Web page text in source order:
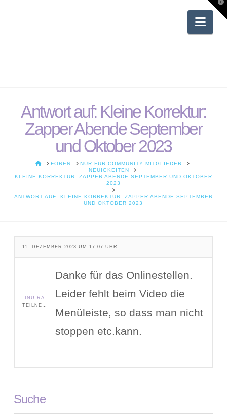
Antwort auf: Kleine Korrektur:
Zapper Abende September
und Oktober 2023
HOMEFOREN
NUR FÜR COMMUNITY MITGLIEDER
NEUIGKEITEN
KLEINE KORREKTUR: ZAPPER ABENDE SEPTEMBER UND OKTOBER
2023
ANTWORT AUF: KLEINE KORREKTUR: ZAPPER ABENDE SEPTEMBER
UND OKTOBER 2023
11. DEZEMBER 2023 UM 17:07 UHR
INU RA
TEILNEHMER
Danke für das Onlinestellen.
Leider fehlt beim Video die
Menüleiste, so dass man nicht
stoppen etc.kann.
Suche